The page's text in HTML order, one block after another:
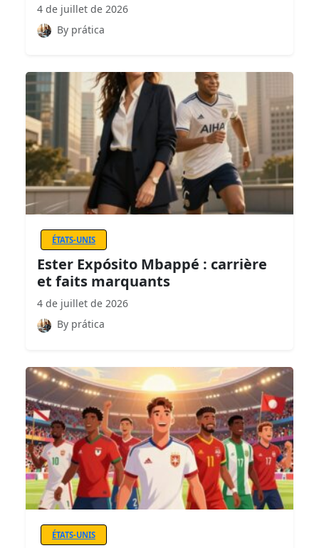
4 de juillet de 2026
By prática
ÉTATS-UNIS
Ester Expósito Mbappé : carrière
et faits marquants
4 de juillet de 2026
By prática
ÉTATS-UNIS